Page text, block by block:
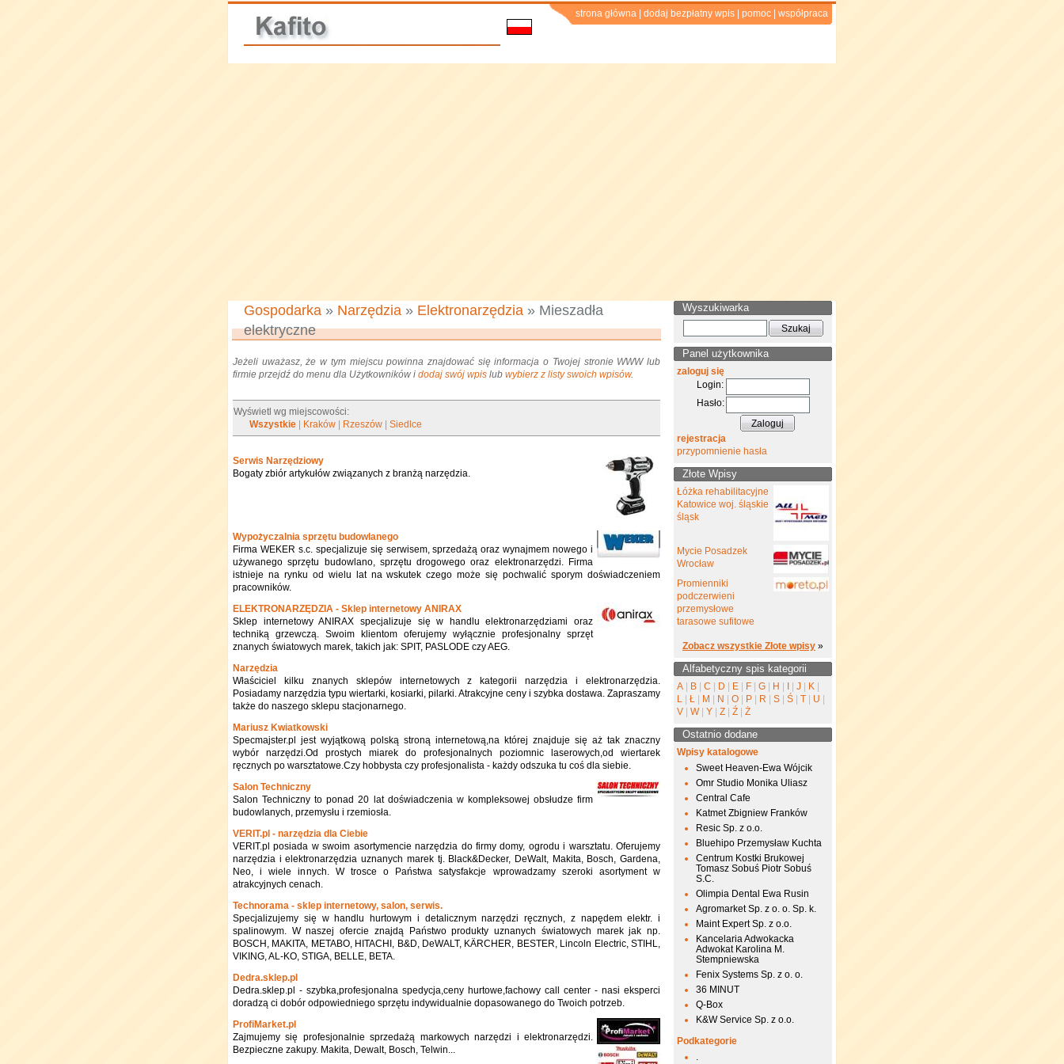
strona główna dodaj bezpłatny wpis pomoc współpraca
Gospodarka » Narzędzia » Elektronarzędzia » Mieszadła
elektryczne
Jeżeli uważasz, że w tym miejscu powinna znajdować się informacja o Twojej stronie WWW lub
firmie przejdź do menu dla Użytkowników i dodaj swój wpis lub wybierz z listy swoich wpisów.
Wyświetl wg miejscowości:
Wszystkie
Kraków Rzeszów |Siedlce
Serwis Narzędziowy
Bogaty zbiór artykułów związanych z branżą narzędzia.
Wypożyczalnia sprzętu budowlanego
Firma WEKER s.c. specjalizuje się serwisem, sprzedażą oraz wynajmem nowego i
używanego sprzętu budowlano, sprzętu drogowego oraz elektronarzędzi. Firma
istnieje na rynku od wielu lat na wskutek czego może się pochwalić sporym doświadczeniem
pracowników.
ELEKTRONARZĘDZIA - Sklep internetowy ANIRAX
Sklep internetowy ANIRAX specjalizuje się w handlu elektronarzędziami oraz
techniką grzewczą. Swoim klientom oferujemy wyłącznie profesjonalny sprzęt
znanych światowych marek, takich jak: SPIT, PASLODE czy AEG.
Narzędzia
Właściciel kilku znanych sklepów internetowych z kategorii narzędzia i elektronarzędzia.
Posiadamy narzędzia typu wiertarki, kosiarki, pilarki. Atrakcyjne ceny i szybka dostawa. Zapraszamy
także do naszego sklepu stacjonarnego.
Mariusz Kwiatkowski
Specmajster.pl jest wyjątkową polską stroną internetową,na której znajduje się aż tak znaczny
wybór narzędzi.Od prostych miarek do profesjonalnych poziomnic laserowych,od wiertarek
ręcznych po warsztatowe.Czy hobbysta czy profesjonalista - każdy odszuka tu coś dla siebie.
Salon Techniczny
Salon Techniczny to ponad 20 lat doświadczenia w kompleksowej obsłudze firm
budowlanych, przemysłu i rzemiosła.
VERIT.pl - narzędzia dla Ciebie
VERIT.pl posiada w swoim asortymencie narzędzia do firmy domy, ogrodu i warsztatu. Oferujemy
narzędzia i elektronarzędzia uznanych marek tj. Black&Decker, DeWalt, Makita, Bosch, Gardena,
Neo, i wiele innych. W trosce o Państwa satysfakcje wprowadzamy szeroki asortyment w
atrakcyjnych cenach.
Technorama - sklep internetowy, salon, serwis.
Specjalizujemy się w handlu hurtowym i detalicznym narzędzi ręcznych, z napędem elektr. i
spalinowym. W naszej ofercie znajdą Państwo produkty uznanych światowych marek jak np.
BOSCH, MAKITA, METABO, HITACHI, B&D, DeWALT, KÄRCHER, BESTER, Lincoln Electric, STIHL,
VIKING, AL-KO, STIGA, BELLE, BETA.
Dedra.sklep.pl
Dedra.sklep.pl - szybka,profesjonalna spedycja,ceny hurtowe,fachowy call center - nasi eksperci
doradzą ci dobór odpowiedniego sprzętu indywidualnie dopasowanego do Twoich potrzeb.
ProfiMarket.pl
Zajmujemy się profesjonalnie sprzedażą markowych narzędzi i elektronarzędzi.
Bezpieczne zakupy. Makita, Dewalt, Bosch, Telwin...
Wyszukiwarka
Panel użytkownika
zaloguj się
Login:
Hasło:
rejestracja
przypomnienie hasła
Złote Wpisy
Łóżka rehabilitacyjne
Katowice woj. śląskie
śląsk
Mycie Posadzek
Wrocław
Promienniki
podczerwieni
przemysłowe
tarasowe sufitowe
Zobacz wszystkie Złote wpisy »
Alfabetyczny spis kategorii
A B C D E F G H J K
L
Ł M N O P R S Ś T U
V
W Y Z Ź Ż
Ostatnio dodane
Wpisy katalogowe
Sweet Heaven-Ewa Wójcik
Omr Studio Monika Uliasz
Central Cafe
Katmet Zbigniew Franków
Resic Sp. z o.o.
Bluehipo Przemysław Kuchta
Centrum Kostki Brukowej
Tomasz Sobuś Piotr Sobuś
S.C.
Olimpia Dental Ewa Rusin
Agromarket Sp. z o. o. Sp. k.
Maint Expert Sp. z o.o.
Kancelaria Adwokacka
Adwokat Karolina M.
Stempniewska
Fenix Systems Sp. z o. o.
36 MINUT
Q-Box
K&W Service Sp. z o.o.
Podkategorie
.